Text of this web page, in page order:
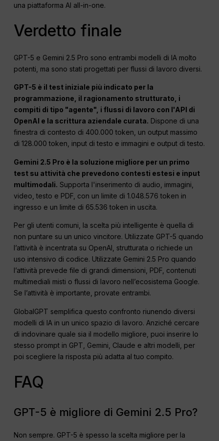
una piattaforma AI all-in-one.
Verdetto finale
GPT-5 e Gemini 2.5 Pro sono entrambi modelli di IA molto
potenti, ma sono stati progettati per flussi di lavoro diversi.
GPT-5 è il test iniziale più indicato per la
programmazione, il ragionamento strutturato, i
compiti di tipo "agente", i flussi di lavoro con l'API di
OpenAI e la scrittura aziendale curata. Dispone di una
finestra di contesto di 400.000 token, un output massimo
di 128.000 token, input di testo e immagini e output di testo.
Gemini 2.5 Pro è la soluzione migliore per un primo
test su attività che prevedono contesti estesi e input
multimodali. Supporta l'inserimento di audio, immagini,
video, testo e PDF, con un limite di 1.048.576 token in
ingresso e un limite di 65.536 token in uscita.
Per gli utenti comuni, la scelta più intelligente è quella di
non puntare su un unico vincitore. Utilizzate GPT-5 quando
l’attività è incentrata su OpenAI, strutturata o richiede un
uso intensivo di codice. Utilizzate Gemini 2.5 Pro quando
l’attività prevede file di grandi dimensioni, PDF, contenuti
multimediali misti o flussi di lavoro nell’ecosistema Google.
Se l’attività è importante, provate entrambi.
GlobalGPT semplifica questo confronto riunendo diversi
modelli di IA in un unico spazio di lavoro. Anziché cercare
di indovinare quale sia il modello migliore, puoi inserire lo
stesso prompt in GPT, Gemini, Claude e altri modelli, per
poi scegliere la risposta più adatta al tuo compito.
FAQ
GPT-5 è migliore di Gemini 2.5 Pro?
Non sempre. GPT-5 è spesso la scelta migliore per la